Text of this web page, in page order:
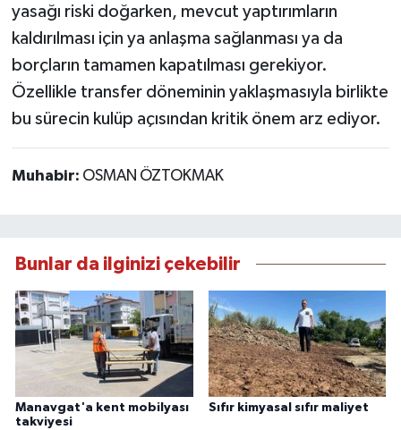
yasağı riski doğarken, mevcut yaptırımların
kaldırılması için ya anlaşma sağlanması ya da
borçların tamamen kapatılması gerekiyor.
Özellikle transfer döneminin yaklaşmasıyla birlikte
bu sürecin kulüp açısından kritik önem arz ediyor.
Muhabir: OSMAN ÖZTOKMAK
Bunlar da ilginizi çekebilir
Manavgat'a kent mobilyası
takviyesi
Sıfır kimyasal sıfır maliyet